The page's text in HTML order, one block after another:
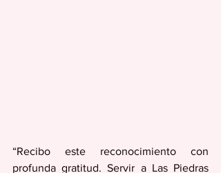
“Recibo este reconocimiento con
profunda gratitud. Servir a Las Piedras